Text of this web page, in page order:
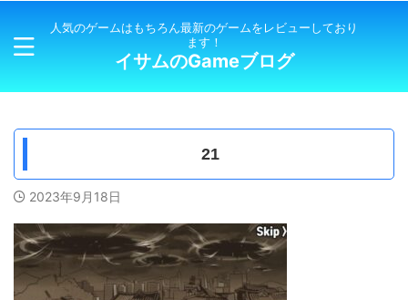
人気のゲームはもちろん最新のゲームをレビューしており
ます！
イサムのGameブログ
21
2023年9月18日